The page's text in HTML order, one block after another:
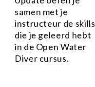
samen met je
instructeur de skills
die je geleerd hebt
in de Open Water
Diver cursus.